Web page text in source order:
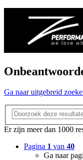
Ga naar uitgebreid
Er zijn meer dan 1000
Pagina 1 van 40
Ga naar